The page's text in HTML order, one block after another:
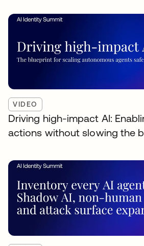
VIDEO
Driving high-impact AI:
actions without slowing the